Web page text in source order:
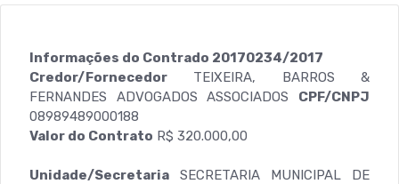
Informações do Contrado 20170234/2017
Credor/Fornecedor TEIXEIRA, BARROS &
FERNANDES ADVOGADOS ASSOCIADOS CPF/CNPJ
08989489000188
Valor do Contrato R$ 320.000,00
Unidade/Secretaria SECRETARIA MUNICIPAL DE